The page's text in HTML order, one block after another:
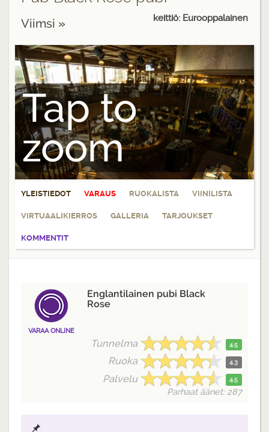
Viimsi » keittiö: Eurooppalainen
Tap to
zoom
YLEISTIEDOT VARAUS RUOKALISTA VIINILISTA
VIRTUAALIKIERROS GALLERIA TARJOUKSET
KOMMENTIT
VARAA ONLINE
Englantilainen pubi Black
Rose
Tunnelma 4.5
Ruoka 4.3
Palvelu 4.5
Parhaat äänet: 287